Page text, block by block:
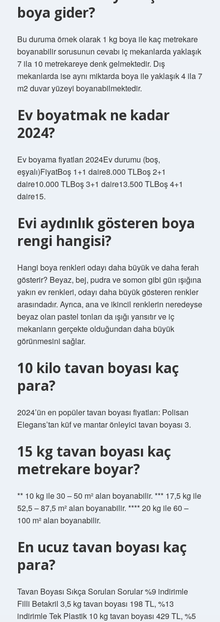
boya gider?
Bu duruma örnek olarak 1 kg boya ile kaç metrekare
boyanabilir sorusunun cevabı iç mekanlarda yaklaşık
7 ila 10 metrekareye denk gelmektedir. Dış
mekanlarda ise aynı miktarda boya ile yaklaşık 4 ila 7
m2 duvar yüzeyi boyanabilmektedir.
Ev boyatmak ne kadar
2024?
Ev boyama fiyatları 2024Ev durumu (boş,
eşyalı)FiyatBoş 1+1 daire8.000 TLBoş 2+1
daire10.000 TLBoş 3+1 daire13.500 TLBoş 4+1
daire15.
Evi aydınlık gösteren boya
rengi hangisi?
Hangi boya renkleri odayı daha büyük ve daha ferah
gösterir? Beyaz, bej, pudra ve somon gibi gün ışığına
yakın ev renkleri, odayı daha büyük gösteren renkler
arasındadır. Ayrıca, ana ve ikincil renklerin neredeyse
beyaz olan pastel tonları da ışığı yansıtır ve iç
mekanların gerçekte olduğundan daha büyük
görünmesini sağlar.
10 kilo tavan boyası kaç
para?
2024’ün en popüler tavan boyası fiyatları: Polisan
Elegans’tan küf ve mantar önleyici tavan boyası 3.
15 kg tavan boyası kaç
metrekare boyar?
** 10 kg ile 30 – 50 m² alan boyanabilir. *** 17,5 kg ile
52,5 – 87,5 m² alan boyanabilir. **** 20 kg ile 60 –
100 m² alan boyanabilir.
En ucuz tavan boyası kaç
para?
Tavan Boyası Sıkça Sorulan Sorular %9 indirimle
Filli Betakril 3,5 kg tavan boyası 198 TL, %13
indirimle Tek Plastik 10 kg tavan boyası 429 TL, %5